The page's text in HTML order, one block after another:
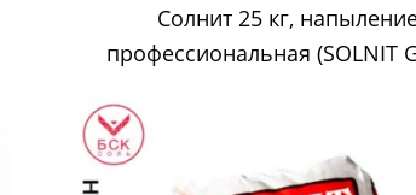
Солнит 25 кг,
профессиональная (SOLNIT